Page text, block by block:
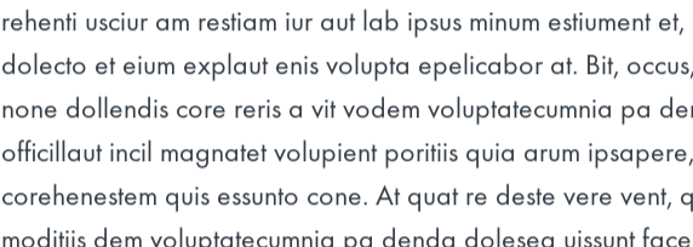
rehenti usciur am restiam iur aut lab ipsus minum estiument
dolecto et eium explaut enis volupta epelicabor at. Bit,
none dollendis core reris a vit vodem voluptatecumnia pa
officillaut incil magnatet volupient poritiis quia arum
corehenestem quis essunto cone. At quat re deste vere vent,